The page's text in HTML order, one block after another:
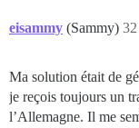
eisammy (Sammy) 32
Ma solution était de
je reçois toujours un
l’Allemagne. Il me